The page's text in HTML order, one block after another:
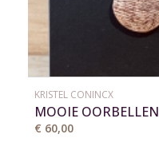
KRISTEL CONINCX
MOOIE OORBELLEN
€ 60,00